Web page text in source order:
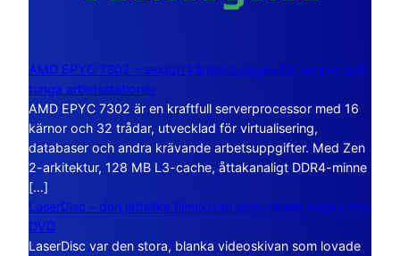
AMD EPYC 7302 – sexton kärnor byggda för servrar och
tunga arbetsstationer
AMD EPYC 7302 är en kraftfull serverprocessor med 16
kärnor och 32 trådar, utvecklad för virtualisering,
databaser och andra krävande arbetsuppgifter. Med Zen
2-arkitektur, 128 MB L3-cache, åttakanaligt DDR4-minne
[…]
LaserDisc – den jättelika filmskivan som visade vägen mot
DVD
LaserDisc var den stora, blanka videoskivan som lovade